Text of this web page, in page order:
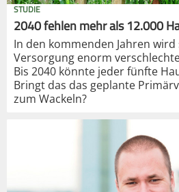
STUDIE
2040 fehlen mehr als 12.000
In den kommenden Jahren
Versorgung enorm
Bis 2040 könnte jeder fünfte
Bringt das das geplante
zum Wackeln?